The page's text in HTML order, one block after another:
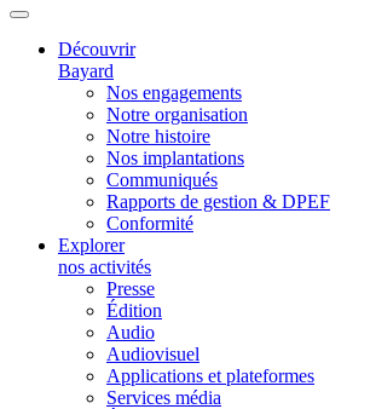
Découvrir
Bayard
Nos engagements
Notre organisation
Notre histoire
Nos implantations
Communiqués
Rapports de gestion & DPEF
Conformité
Explorer
nos activités
Presse
Édition
Audio
Audiovisuel
Applications et plateformes
Services média